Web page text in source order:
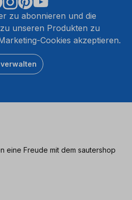
zu abonnieren und die
unseren Produkten zu
Cookies akzeptieren.
eine Freude mit dem sautershop